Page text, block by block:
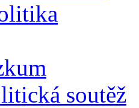
soutěž